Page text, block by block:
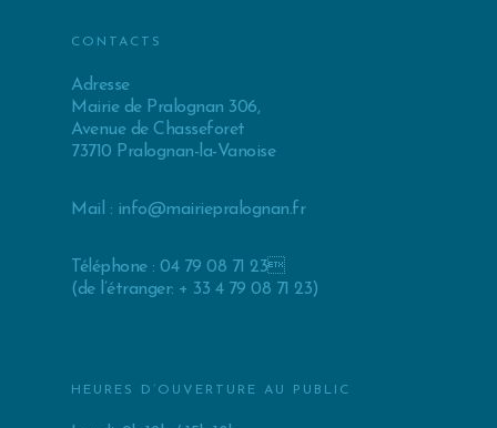
CONTACTS
Adresse
Mairie de Pralognan 306,
Avenue de Chasseforet
73710 Pralognan-la-Vanoise
Mail : info@mairiepralognan.fr
Téléphone : 04 79 08 71 23
(de l’étranger: + 33 4 79 08 71 23)
HEURES D’OUVERTURE AU PUBLIC